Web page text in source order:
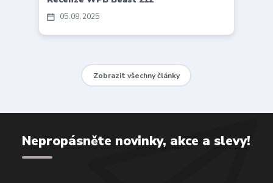
05 08 2025
Zobrazit všechny články
Nepropásněte novinky, akce a slevy!